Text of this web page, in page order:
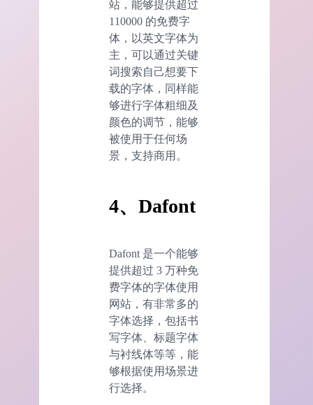
站，能够提供超过
110000 的免费字
体，以英文字体为
主，可以通过关键
词搜索自己想要下
载的字体，同样能
够进行字体粗细及
颜色的调节，能够
被使用于任何场
景，支持商用。
4、 Dafont
Dafont 是一个能够
提供超过 3 万种免
费字体的字体使用
网站，有非常多的
字体选择，包括书
写字体、标题字体
与衬线体等等，能
够根据使用场景进
行选择。